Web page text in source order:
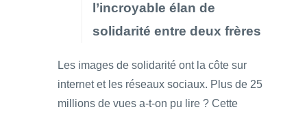
l’incroyable élan de
solidarité entre deux frères
Les images de solidarité ont la côte sur
internet et les réseaux sociaux. Plus de 25
millions de vues a-t-on pu lire ? Cette